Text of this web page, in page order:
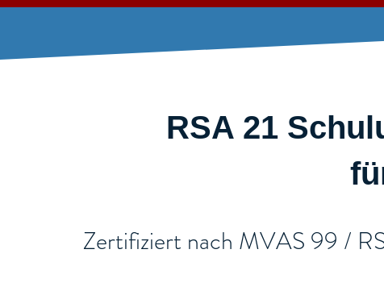
RSA 21
​Zertifiziert nach MVAS 99 /